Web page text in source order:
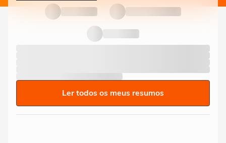
Ler todos os meus resumos